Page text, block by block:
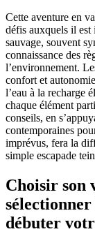
Cette aventure en
défis auxquels il est
sauvage, souvent
connaissance des
l’environnement.
confort et
l’eau à la recharge
chaque élément
conseils, en
contemporaines
imprévus, fera la
simple escapade
Choisir son
débuter